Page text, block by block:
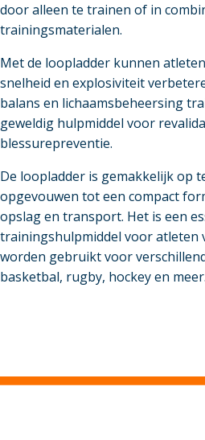
door alleen te trainen of in
trainingsmaterialen.
Met de loopladder kunnen
snelheid en explosiviteit
balans en lichaamsbeheersing
geweldig hulpmiddel voor
blessurepreventie.
De loopladder is gemakkelijk op
opgevouwen tot een compact
opslag en transport. Het is een
trainingshulpmiddel voor atleten
worden gebruikt voor
basketbal, rugby, hockey en meer.